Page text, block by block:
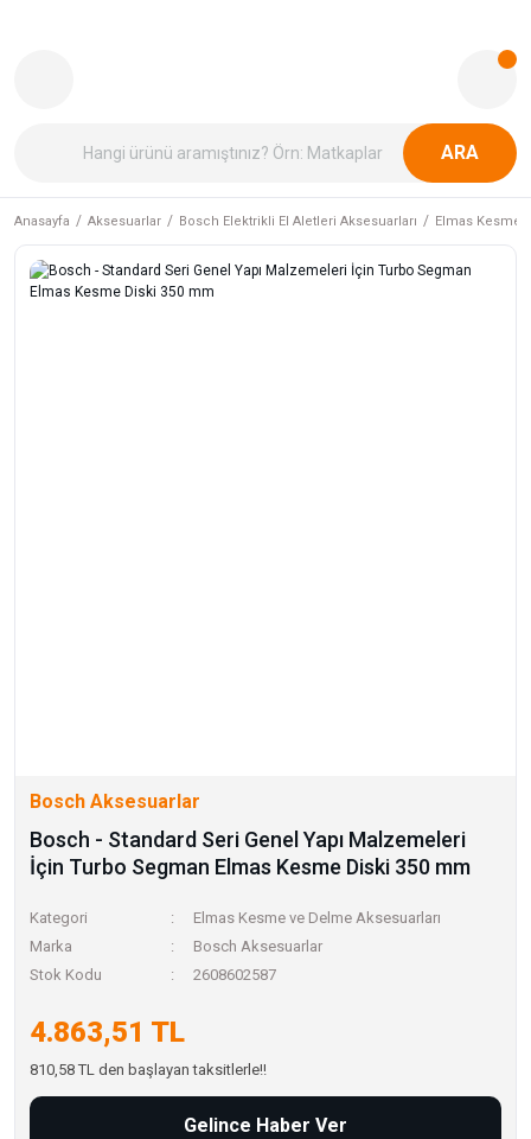
ARA
Anasayfa Aksesuarlar Bosch Elektrikli El Aletleri Aksesuarları Elmas Kesme
Bosch Aksesuarlar
Bosch - Standard Seri Genel Yapı Malzemeleri
İçin Turbo Segman Elmas Kesme Diski 350 mm
Kategori
Elmas Kesme ve Delme Aksesuarları
Marka
Bosch Aksesuarlar
Stok Kodu
2608602587
4.863,51 TL
810,58 TL den başlayan taksitlerle!!
Gelince Haber Ver